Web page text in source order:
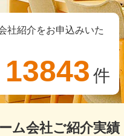
社紹介をお申込みいた
13843 件
ム会社ご紹介実績